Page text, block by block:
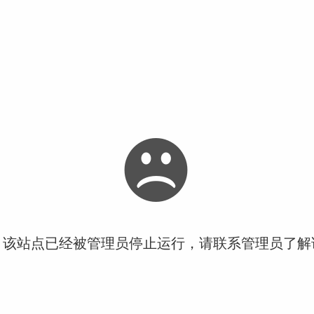
站点已经被管理员停止运行，请联系管理员了